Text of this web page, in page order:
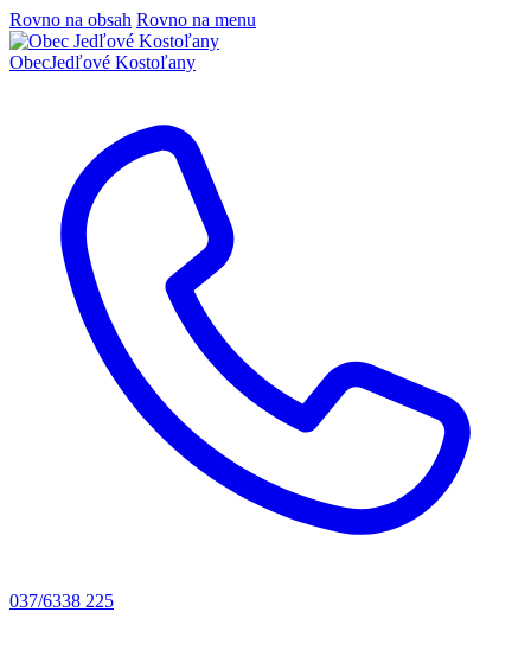
Rovno na obsah Rovno na menu
ObecJedľové Kostoľany
037/6338 225